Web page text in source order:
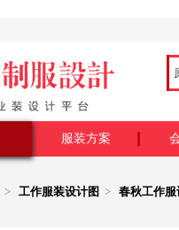
服装方案
> 工作服装设计图 > 春秋工作服